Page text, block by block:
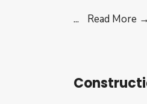
... Read More →